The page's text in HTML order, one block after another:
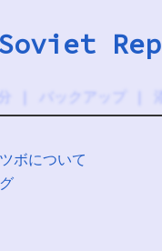
Soviet
バックアップ
ボについて